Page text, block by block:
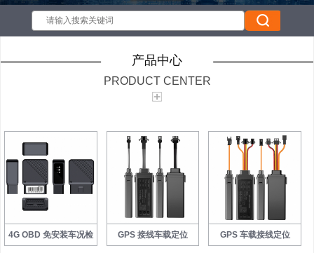
产品中心
PRODUCT CENTER
4G OBD 免安装车况检 GPS 接线车载定位 GPS 车载接线定位